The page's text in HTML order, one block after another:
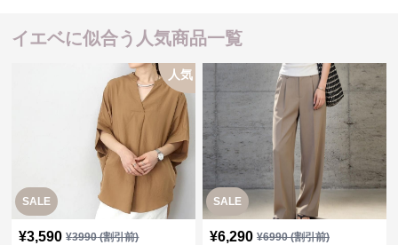
イエベに似合う人気商品一覧
SALE
人気
¥3,590 ¥3990(割引前)
SALE
¥6,290 ¥6990(割引前)